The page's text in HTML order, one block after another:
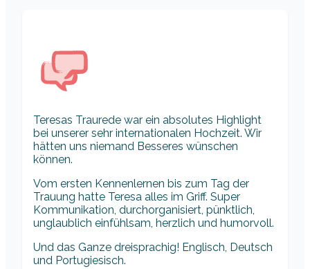
Teresas Traurede war ein absolutes Highlight
bei unserer sehr internationalen Hochzeit. Wir
hätten uns niemand Besseres wünschen
können.
Vom ersten Kennenlernen bis zum Tag der
Trauung hatte Teresa alles im Griff. Super
Kommunikation, durchorganisiert, pünktlich,
unglaublich einfühlsam, herzlich und humorvoll.
Und das Ganze dreisprachig! Englisch, Deutsch
und Portugiesisch.